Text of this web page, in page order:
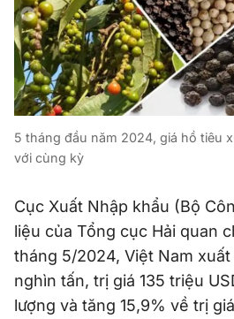
5 tháng đầu năm 2024, giá hồ tiêu
với cùng kỳ
Cục Xuất Nhập khẩu (Bộ
liệu của Tổng cục Hải quan
tháng 5/2024, Việt Nam
nghìn tấn, trị giá 135 triệu
lượng và tăng 15,9% về trị